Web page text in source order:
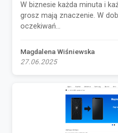
W biznesie każda minuta i
grosz mają znaczenie. W
oczekiwań...
Magdalena Wiśniewska
27.06.2025